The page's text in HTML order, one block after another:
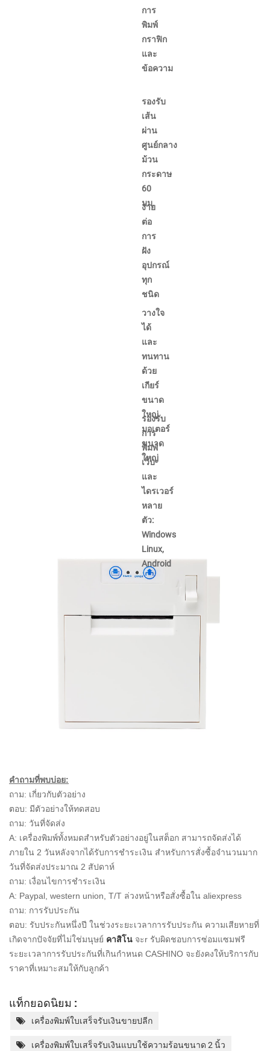
การ
พิมพ์
กราฟิก
และ
ข้อความ
รองรับ
เส้น
ผ่าน
ศูนย์กลาง
ม้วน
กระดาษ
60
มม.
ง่าย
ต่อ
การ
ฝัง
อุปกรณ์
ทุก
ชนิด
วางใจ
ได้
และ
ทนทาน
ด้วย
เกียร์
ขนาด
ใหญ่
มอเตอร์
ขนาด
ใหญ่
รองรับ
การ
พิมพ์
เว็บ
และ
ไดรเวอร์
หลาย
ตัว:
Windows
Linux,
Android
คำถามที่พบบ่อย:
ถาม: เกี่ยวกับตัวอย่าง
ตอบ: มีตัวอย่างให้ทดสอบ
ถาม: วันที่จัดส่ง
A: เครื่องพิมพ์ทั้งหมดสำหรับตัวอย่างอยู่ในสต็อก สามารถจัดส่งได้
ภายใน 2 วันหลังจากได้รับการชำระเงิน สำหรับการสั่งซื้อจำนวนมาก
วันที่จัดส่งประมาณ 2 สัปดาห์
ถาม: เงื่อนไขการชำระเงิน
A: Paypal, western union, T/T ล่วงหน้าหรือสั่งซื้อใน aliexpress
ถาม: การรับประกัน
ตอบ: รับประกันหนึ่งปี ในช่วงระยะเวลาการรับประกัน ความเสียหายที่
เกิดจากปัจจัยที่ไม่ใช่มนุษย์ คาสิโน จะr รับผิดชอบการซ่อมแซมฟรี
ระยะเวลาการรับประกันที่เกินกำหนด CASHINO จะยังคงให้บริการกับ
ราคาที่เหมาะสมให้กับลูกค้า
แท็กยอดนิยม :
เครื่องพิมพ์ใบเสร็จรับเงินขายปลีก
เครื่องพิมพ์ใบเสร็จรับเงินแบบใช้ความร้อนขนาด 2 นิ้ว